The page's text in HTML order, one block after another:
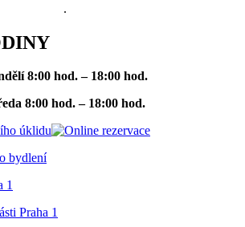
.
8:00 hod. – 18:00 hod.
8:00 hod. – 18:00 hod.